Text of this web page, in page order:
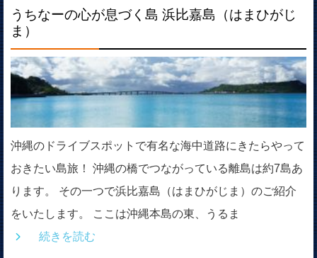
うちなーの心が息づく島 浜比嘉島（はまひがじ
ま）
沖縄のドライブスポットで有名な海中道路にきたらやって
おきたい島旅！ 沖縄の橋でつながっている離島は約7島あ
ります。 その一つで浜比嘉島（はまひがじま）のご紹介
をいたします。 ここは沖縄本島の東、うるま
続きを読む